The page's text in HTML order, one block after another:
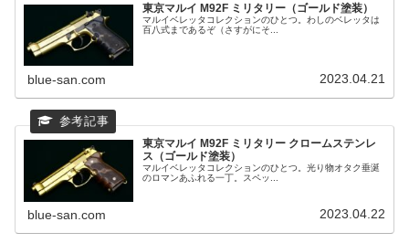
東京マルイ M92F ミリタリー（ゴールド塗装）
マルイベレッタコレクションのひとつ。わしのベレッタは
百八式まであるぞ（さすがにそ...
blue-san.com 2023.04.21
東京マルイ M92F ミリタリー クロームステンレ
ス（ゴールド塗装）
マルイベレッタコレクションのひとつ。光り物オタク垂涎
のロマンあふれる一丁。スペッ...
blue-san.com 2023.04.22